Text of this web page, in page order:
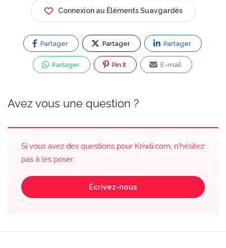
Connexion au Éléments Suavgardés
Partager Partager Partager
Partager Pin It E-mail
Avez vous une question ?
Si vous avez des questions pour Kriwli.com, n’hésitez
pas à les poser.
Écrivez-nous